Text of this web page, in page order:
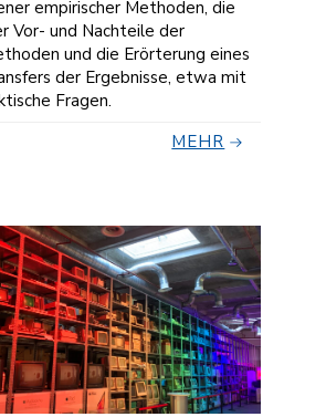
empirischer Methoden, die
Vor- und Nachteile der
und die Erörterung eines
der Ergebnisse, etwa mit
Fragen.
MEHR